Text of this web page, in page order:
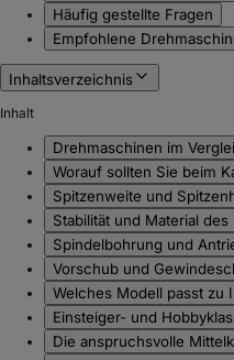
Häufig gestellte Fragen
Empfohlene
Inhaltsverzeichnis
Inhalt
Drehmaschinen im
Worauf sollten Sie beim
Spitzenweite und
Stabilität und Material
Spindelbohrung und
Vorschub und
Welches Modell passt zu
Einsteiger- und
Die anspruchsvolle